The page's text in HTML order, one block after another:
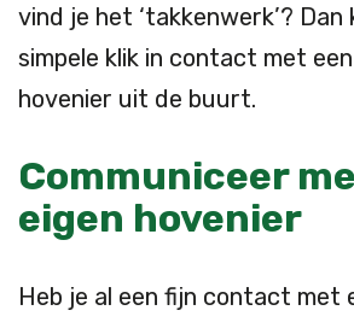
vind je het ‘takkenwerk’? Dan
simpele klik in contact met
hovenier uit de buurt.
Communiceer
eigen hovenier
Heb je al een fijn contact met